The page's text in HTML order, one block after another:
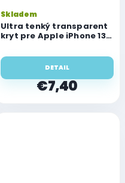
Ultra tenký transparent
kryt pre Apple iPhone 13
Skladem
€7,40
DETAIL